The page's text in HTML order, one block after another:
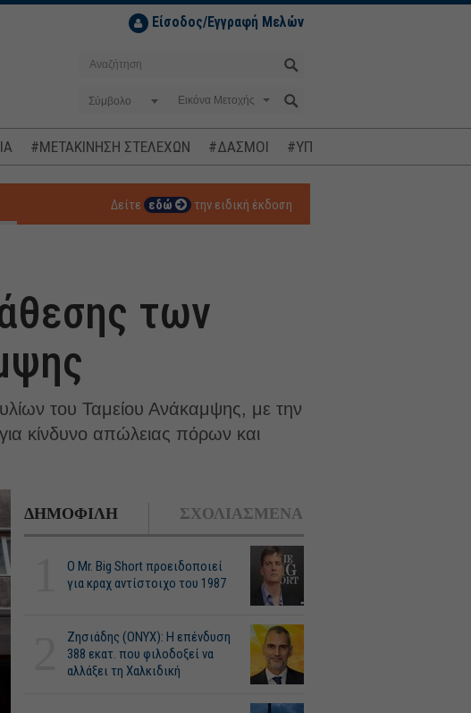
Είσοδος/Εγγραφή Μελών
Σύμβολο
#ΜΕΤΑΚΙΝΗΣΗ ΣΤΕΛΕΧΩΝ #ΔΑΣΜΟΙ #ΥΠΟΚΛΟΠΕΣ
Δείτε εδώ την ειδική έκδοση
των
του Ταμείου Ανάκαμψης, με την
κίνδυνο απώλειας πόρων και
ΔΗΜΟΦΙΛΗ ΣΧΟΛΙΑΣΜΕΝΑ
O Mr. Big Short προειδοποιεί
για κραχ αντίστοιχο του 1987
Ζησιάδης (ONYX): Η επένδυση
388 εκατ. που φιλοδοξεί να
αλλάξει τη Χαλκιδική